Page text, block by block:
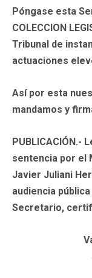
Póngase esta
COLECCION
Tribunal de
actuaciones
Así por esta
mandamos y
PUBLICACIÓN.-
sentencia por el
Javier Juliani
audiencia
Secretario,